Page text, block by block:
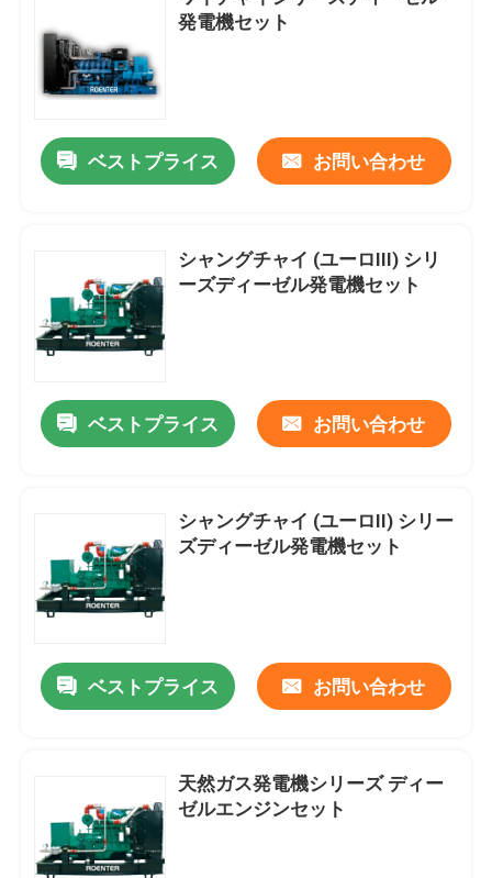
発電機セット
ベストプライス お問い合わせ
シャングチャイ (ユーロIII) シリ
ーズディーゼル発電機セット
ベストプライス お問い合わせ
シャングチャイ (ユーロII) シリー
ズディーゼル発電機セット
ベストプライス お問い合わせ
天然ガス発電機シリーズ ディー
ゼルエンジンセット